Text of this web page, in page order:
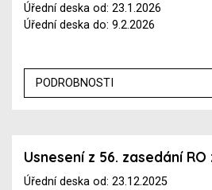
Úřední deska od: 23.1.2026
Úřední deska do: 9.2.2026
PODROBNOSTI
Usnesení z 56. zasedání RO
Úřední deska od: 23.12.2025